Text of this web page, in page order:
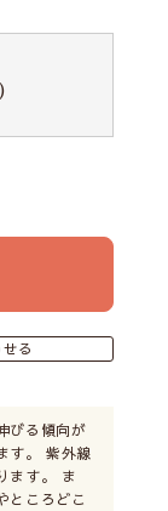
る
びる傾向が
す。 紫外線
ます。 ま
ところどこ